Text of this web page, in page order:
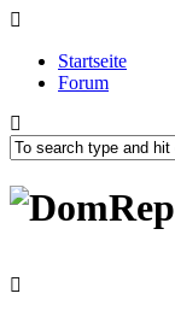
Startseite
Forum